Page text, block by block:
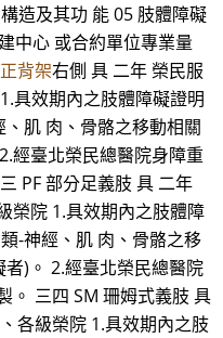
造及其功 能 05 肢體障礙
中心 或合約單位專業量
背架右側 具 二年 榮民服
具效期內之肢體障礙證明
肌 肉、骨骼之移動相關
經臺北榮民總醫院身障重
PF 部分足義肢 具 二年
榮院 1.具效期內之肢體障
-神經、肌 肉、骨骼之移
)。 2.經臺北榮民總醫院
。 三四 SM 珊姆式義肢 具
各級榮院 1.具效期內之肢